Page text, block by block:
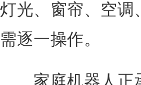
灯光、窗帘、空调
需逐一操作。
家庭机器人正承